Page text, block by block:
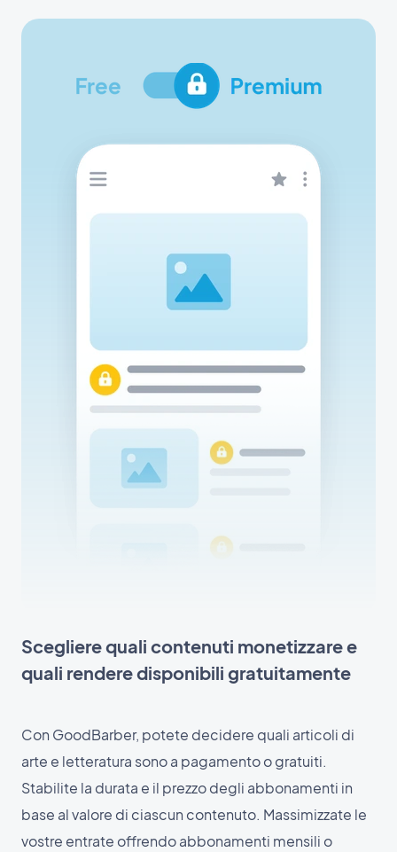
Scegliere quali contenuti monetizzare e
quali rendere disponibili gratuitamente
Con GoodBarber, potete decidere quali articoli di
arte e letteratura sono a pagamento o gratuiti.
Stabilite la durata e il prezzo degli abbonamenti in
base al valore di ciascun contenuto. Massimizzate le
vostre entrate offrendo abbonamenti mensili o